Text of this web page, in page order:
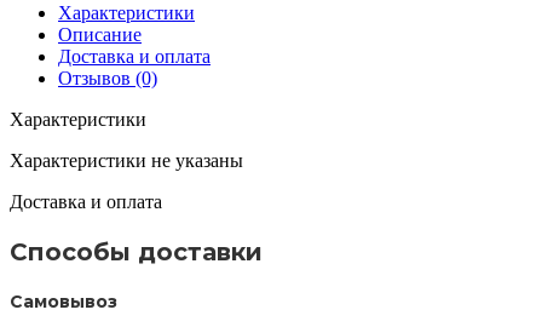
Характеристики
Описание
Доставка и оплата
Отзывов (0)
Характеристики
Характеристики не указаны
Доставка и оплата
Способы доставки
Самовывоз